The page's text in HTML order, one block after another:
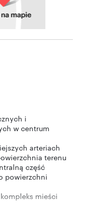
i
w centrum
arteriach
terenu
część
powierzchni
mieści